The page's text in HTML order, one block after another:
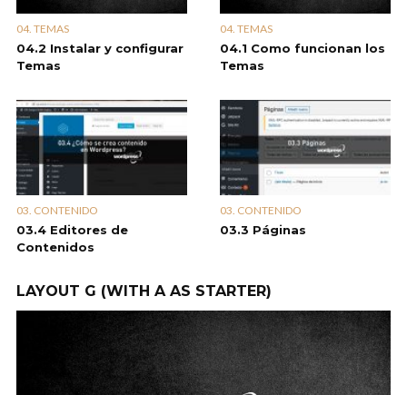
04. TEMAS
04.2 Instalar y configurar
Temas
04. TEMAS
04.1 Como funcionan los
Temas
03. CONTENIDO
03.4 Editores de
Contenidos
03. CONTENIDO
03.3 Páginas
LAYOUT G (WITH A AS STARTER)